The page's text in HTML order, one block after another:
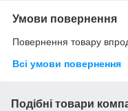
Умови повернення
Повернення товару
Всі умови повернення
Подібні товари